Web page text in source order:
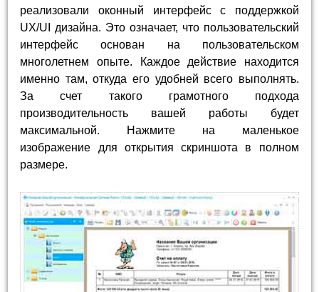
реализовали оконный интерфейс с поддержкой
UX/UI дизайна. Это означает, что пользовательский
интерфейс основан на пользовательском
многолетнем опыте. Каждое действие находится
именно там, откуда его удобней всего выполнять.
За счет такого грамотного подхода
производительность вашей работы будет
максимальной. Нажмите на маленькое
изображение для открытия скриншота в полном
размере.